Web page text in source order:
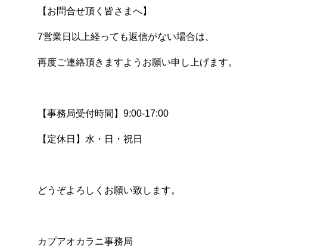
【お問合せ頂く皆さまへ】
7営業日以上経っても返信がない場合は、
再度ご連絡頂きますようお願い申し上げます。
【事務局受付時間】 9:00-17:00
【定休日】 水・日・祝日
どうぞよろしくお願い致します。
カプアオカラニ事務局